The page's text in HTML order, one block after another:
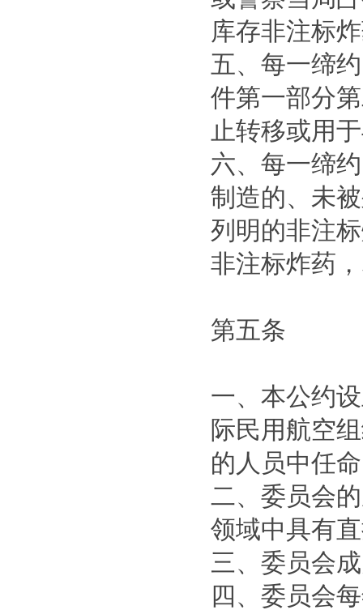
库存非注标
五、每一缔
件第一部分
止转移或用
六、每一缔
制造的、未
列明的非注
非注标炸药
第五条
一、本公约
际民用航空
的人员中任
二、委员会
领域中具有
三、委员会
四、委员会